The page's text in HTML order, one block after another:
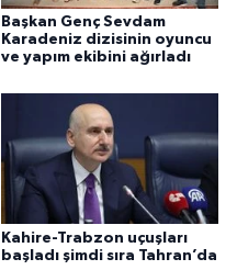
Başkan Genç Sevdam
Karadeniz dizisinin oyuncu
ve yapım ekibini ağırladı
Kahire-Trabzon uçuşları
başladı şimdi sıra Tahran’da